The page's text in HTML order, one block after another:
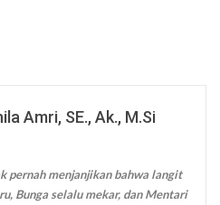
Amri, SE., Ak., M.Si
pernah menjanjikan bahwa langit
Bunga selalu mekar, dan Mentari